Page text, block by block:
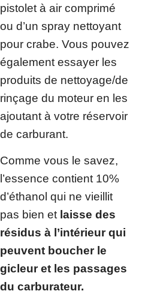
pistolet à air comprimé
ou d’un spray nettoyant
pour crabe. Vous pouvez
également essayer les
produits de nettoyage/de
rinçage du moteur en les
ajoutant à votre réservoir
de carburant.
Comme vous le savez,
l’essence contient 10%
d’éthanol qui ne vieillit
pas bien et laisse des
résidus à l’intérieur qui
peuvent boucher le
gicleur et les passages
du carburateur.